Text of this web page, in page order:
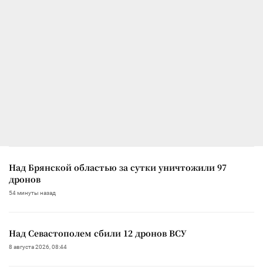
Над Брянской областью за сутки уничтожили 97
дронов
54 минуты назад
Над Севастополем сбили 12 дронов ВСУ
8 августа 2026, 08:44